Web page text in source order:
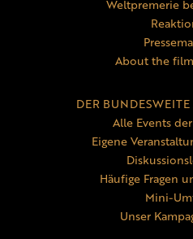
Weltpremerie
About the
DER
Alle Events
Eigene
Häufige Fragen
Mini-
Unser